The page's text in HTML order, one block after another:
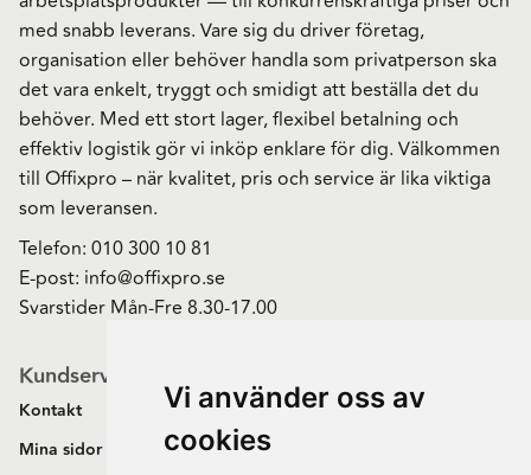
Vi använder oss av
cookies
med snabb leverans. Vare sig du driver företag,
organisation eller behöver handla som privatperson ska
det vara enkelt, tryggt och smidigt att beställa det du
behöver. Med ett stort lager, flexibel betalning och
effektiv logistik gör vi inköp enklare för dig. Välkommen
till Offixpro – när kvalitet, pris och service är lika viktiga
som leveransen.
Telefon: 010 300 10 81
E-post: info@offixpro.se
Svarstider Mån-Fre 8.30-17.00
Kundservice
Kontakt
Mina sidor